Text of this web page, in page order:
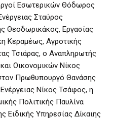
Εσωτερικών Θόδωρος
Σταύρος
Θεοδωρικάκος, Εργασίας
Κεραμέως, Αγροτικής
Τσιάρας, ο Αναπληρωτής
Οικονομικών Νίκος
Πρωθυπουργό Θανάσης
Νίκος Τσάφος, η
Πολιτικής Παυλίνα
Ειδικής Υπηρεσίας Δίκαιης